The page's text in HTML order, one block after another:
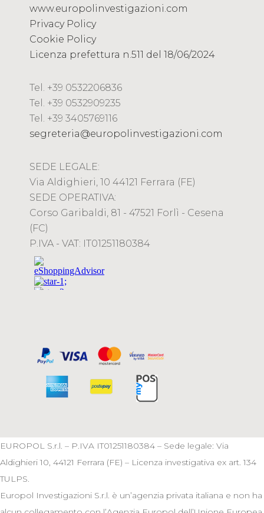
www.europolinvestigazioni.com
Privacy Policy
Cookie Policy
Licenza prefettura n.511 del 18/06/2024
Tel. +39 0532206836
Tel. +39 0532909235
Tel. +39 3405769116
segreteria@europolinvestigazioni.com
SEDE LEGALE:
Via Aldighieri, 10 44121 Ferrara (FE)
SEDE OPERATIVA:
Corso Garibaldi, 81 - 47521 Forlì - Cesena
(FC)
P.IVA - VAT: IT01251180384
EUROPOL S.r.l. – P.IVA IT01251180384 – Sede legale: Via
Aldighieri 10, 44121 Ferrara (FE) – Licenza investigativa ex art. 134
TULPS.
Europol Investigazioni S.r.l. è un’agenzia privata italiana e non ha